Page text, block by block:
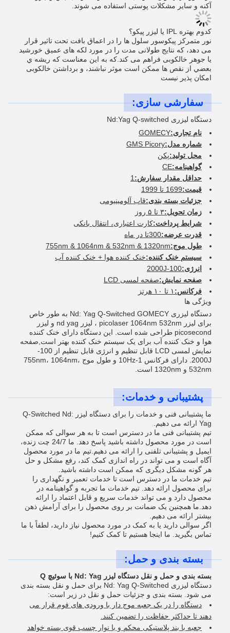
آکنه و سایر مشکلات پوستی استفاده می شوند.
کدوم بهتره IPL یا لیزر پیکو؟
نور متمرکز پیکوسور سلول ها را در اعماق بافت تحت تاثیر قرار
می دهد، که نتایج طولانی مدت را در مورد لکه های عمیق خورشید
یا جوهر خالکوبی فراهم می کند.که به اين معناست که ریشه ي
بعضي از نقص ها ممکن است موثر نباشند، و برداشتن خالکوبی
امکان پذیر نیست
سفارشی سازی:
دستگاه لیزری Nd:Yag Q-switched
نام تجاری:GOMECY
شماره مدل:GMS Picory
محل تولید:پکن
گواهینامه:CE
حداقل مقدار سفارش: 1
قیمت:1699 تا 1999
جزئیات بسته بندی:قاب آلومینیومی
زمان تحویل:۳ تا ۵ روز
شرایط پرداخت:کارت اعتباری، انتقال بانکی
قدرت عرضه:300تا در ماه
طول موج:755nm & 1064nm & 532nm & 1320nm
سیستم خنک کننده:خنک کننده هوا + خنک کننده آب
انرژی:100-2000J
صفحه نمایش:صفحه لمسی LCD
فرکانس: ۱ تا ۱۰ هرتز
ویژگی ها
دستگاه لیزری Nd: Yag Q-Switched GOMECY به طور خاص
برای لیزر picolaser 1064nm 532nm ، لیزر nd yag و لیزر
picosecond طراحی شده است. این دستگاه دارای خنک کننده
هوا و خنک کننده آب برای یک سیستم خنک کننده بهتر است,صفحه
نمایش لمسی LCD قابل تنظیم و انرژی قابل تنظیم از 100-
2000J. دارای فرکانس 1-10Hz و طول موج 755nm، 1064nm،
532nm و 1320nm است.
پشتیبانی و خدمات:
ما پشتیبانی فنی و خدمات را برای دستگاه لیزر Q-Switched Nd:
Yag ارائه می دهیم.
تیم پشتیبانی فنی ما در دسترس است تا به هر سوالی که ممکن
است در مورد محصول داشته باشید پاسخ دهد. ما 24/7 چت زنده،
ایمیل و پشتیبانی تلفنی را ارائه می دهیم.تیم ما در مورد محصول
آگاه است و می تواند در راه اندازی کمک کند، رفع مشکل و حل
هر گونه مشکل دیگری که ممکن است داشته باشید.
تیم خدمات ما در دسترس است تا خدمات تعمیر و نگهداری را
برای محصول ارائه دهد. تیم خدمات ما تجربه و گواهینامه در
محصول دارد و می تواند خدمات سریع و قابل اعتماد را ارائه
دهد.ما همچنین یک ضمانت بر روی محصول را برای آرامش ذهن
بیشتر ارائه می دهیم.
اگر سوالی دارید یا به کمک در مورد محصول نیاز دارید، لطفاً با ما
تماس بگیرید. ما اینجا هستیم تا کمک کنیم!
بسته بندی و حمل:
بسته بندی و حمل و نقل دستگاه لیزر Nd: Yag با سوئیچ Q
دستگاه لیزری Nd: Yag Q-Switched برای حمل و نقل بسته بندی
می شود. بسته بندی و جزئیات حمل و نقل در زیر است:
دستگاه را در یک جعبه موج دار با ورودی های فوم قرار می
دهند تا حداکثر حفاظت را تضمین کنند.
جعبه با بند پلاستیکی محکم و با نوار چسب قوی بسته خواهد